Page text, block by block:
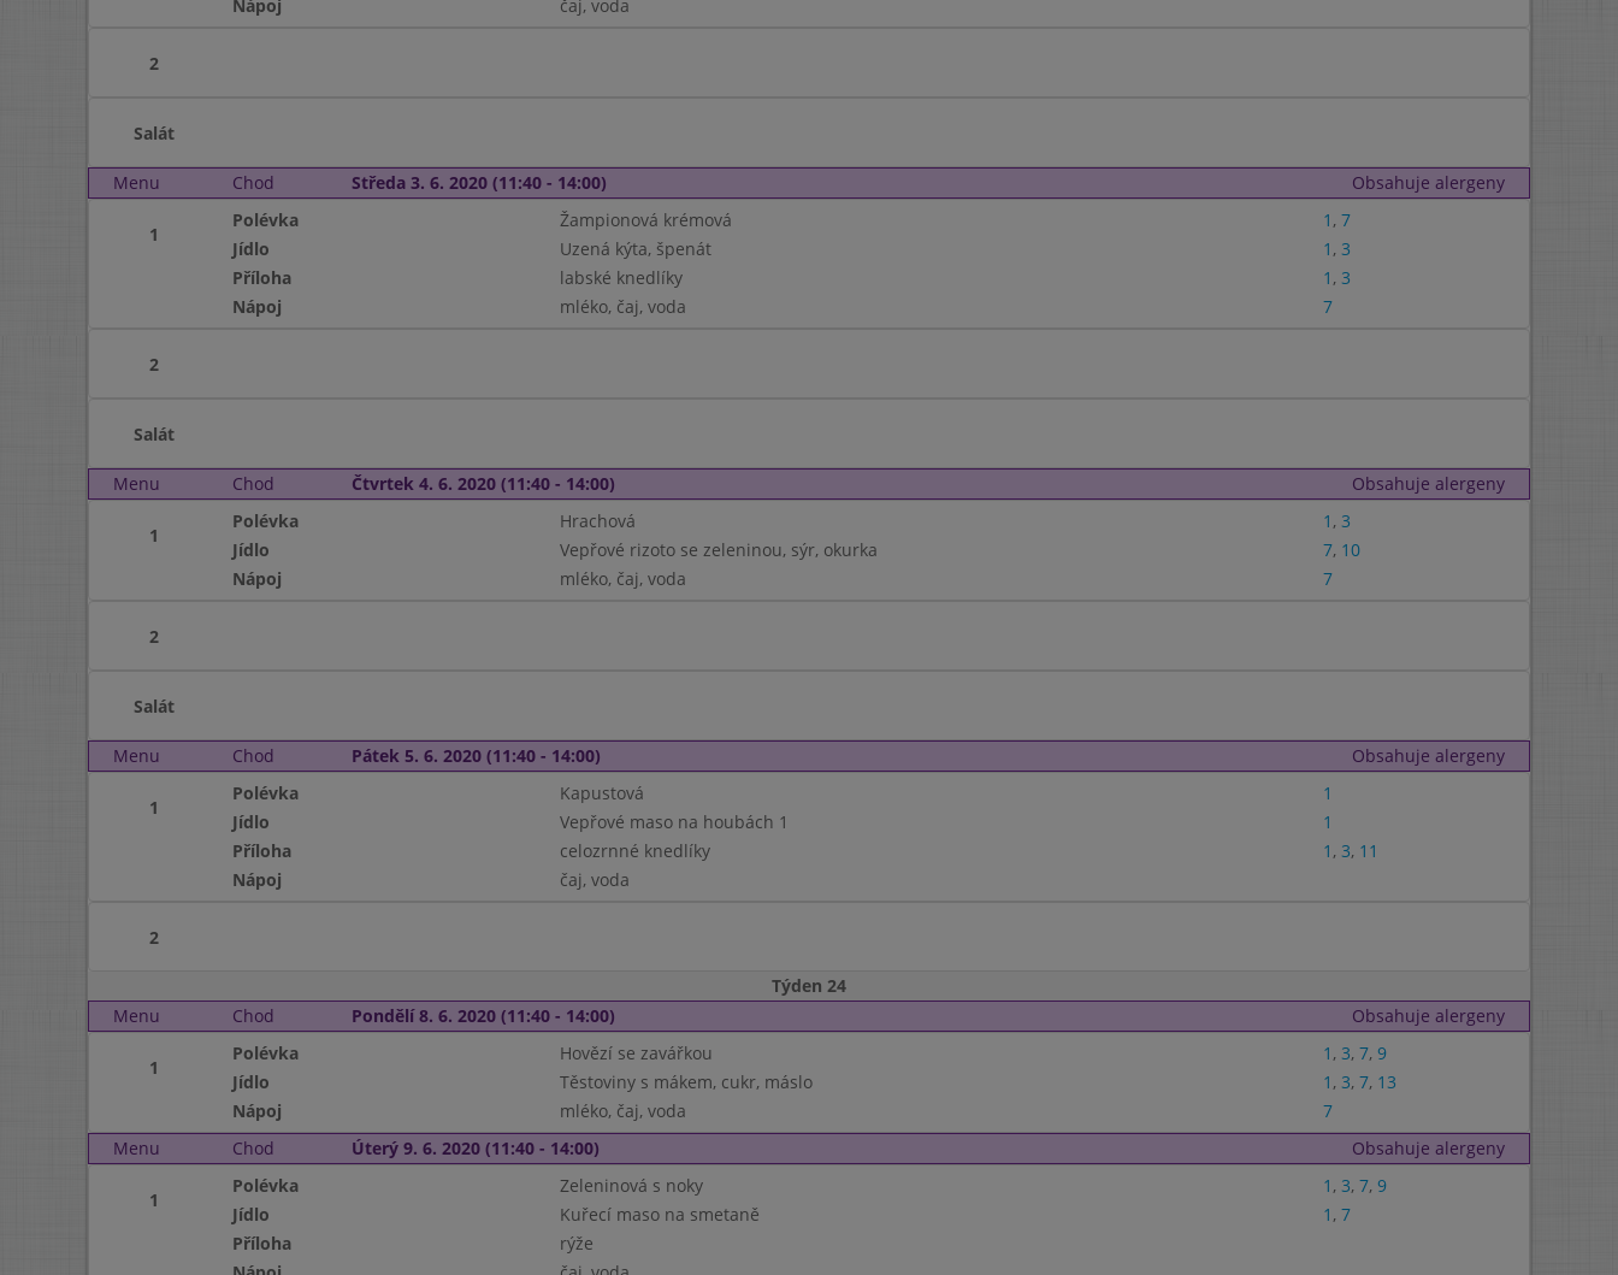
Nápoj
čaj, voda
2
Salát
Menu Chod Středa 3. 6. 2020 (11:40 - 14:00) Obsahuje alergeny
1
Polévka Žampionová krémová 1 , 7
Jídlo
Uzená kýta, špenát 1 , 3
Příloha
labské knedlíky 1 , 3
Nápoj
mléko, čaj, voda 7
2
Salát
Menu Chod Čtvrtek 4. 6. 2020 (11:40 - 14:00) Obsahuje alergeny
1
Polévka Hrachová 1 , 3
Jídlo
Vepřové rizoto se zeleninou, sýr, okurka 7, 10
Nápoj
mléko, čaj, voda 7
2
Salát
Menu Chod Pátek 5. 6. 2020 (11:40 - 14:00) Obsahuje alergeny
1
Polévka Kapustová
1
Jídlo
Vepřové maso na houbách 1
1
Příloha
celozrnné knedlíky 1 , 3, 11
Nápoj
čaj, voda
2
Týden 24
Menu
Chod Pondělí 8. 6. 2020 (11:40 - 14:00) Obsahuje alergeny
1
Polévka Hovězí se zavářkou 1 , 3, 7, 9
Jídlo
Těstoviny s mákem, cukr, máslo 1 , 3, 7, 13
Nápoj
mléko, čaj, voda
7
Menu
Chod Úterý 9. 6. 2020 (11:40 - 14:00) Obsahuje alergeny
1
Polévka Zeleninová s noky 1 , 3, 7, 9
Jídlo
Kuřecí maso na smetaně 1 , 7
Příloha
rýže